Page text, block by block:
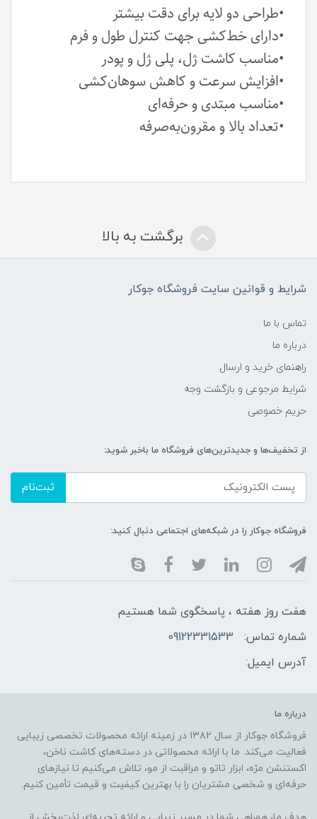
•طراحی دو لایه برای دقت بیشتر
•دارای خط‌کشی جهت کنترل طول و فرم
•مناسب کاشت ژل، پلی ژل و پودر
•افزایش سرعت و کاهش سوهان‌کشی
•مناسب مبتدی و حرفه‌ای
•تعداد بالا و مقرون‌به‌صرفه
برگشت به بالا
شرایط و قوانین سایت فروشگاه جوکار
تماس با ما
درباره ما
راهنمای خرید و ارسال
شرایط مرجوعی و بازگشت وجه
حریم خصوصی
از تخفیف‌ها و جدیدترین‌های فروشگاه ما باخبر شوید:
ثبت‌نام
فروشگاه جوکار را در شبکه‌های اجتماعی دنبال کنید:
هفت روز هفته ، پاسخگوی شما هستیم
شماره تماس:
09122331533
آدرس ایمیل:
درباره ما
فروشگاه جوکار از سال ۱۳۸۲ در زمینه ارائه محصولات تخصصی زیبایی
فعالیت می‌کند. ما با ارائه محصولاتی در دسته‌های کاشت ناخن،
اکستنشن مژه، ابزار تاتو و مراقبت از مو، تلاش می‌کنیم تا نیازهای
حرفه‌ای و شخصی مشتریان را با بهترین کیفیت و قیمت تأمین کنیم.